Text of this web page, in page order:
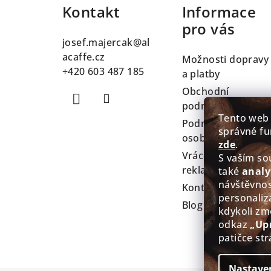
Tento
správné
zde.
S vaším
také
kdykoli
odkaz
patičce
Kontakt
josef.majercak@al
acaffe.cz
+420 603 487 185
Informace
pro vás
Možnosti dopravy
a platby
Obchodní
podmínky
Podmínky
osobních údajů
Vrácení zboží a
reklamace
Kontakty
Blog